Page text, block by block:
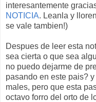
interesantemente
NOTICIA. Leanla y
se vale tambien!)
Despues de leer esta
sea cierta o que sea
no puedo dejarme de
pasando en este pais?
males, pero que esta
octavo forro del orto de